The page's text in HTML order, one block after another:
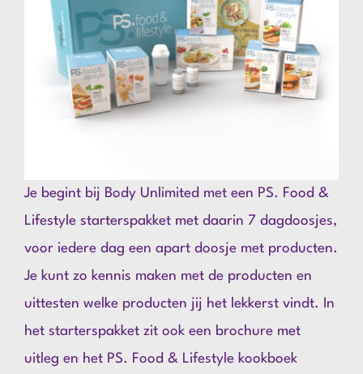
Je begint bij Body Unlimited met een PS. Food &
Lifestyle starterspakket met daarin 7 dagdoosjes,
voor iedere dag een apart doosje met producten.
Je kunt zo kennis maken met de producten en
uittesten welke producten jij het lekkerst vindt. In
het starterspakket zit ook een brochure met
uitleg en het PS. Food & Lifestyle kookboek